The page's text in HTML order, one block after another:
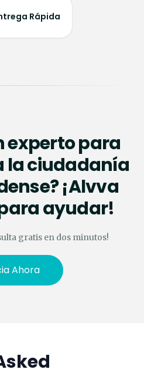
Rápida
experto para
la ciudadanía
¡Alvva
ayudar!
gratis en dos minutos!
Ahora